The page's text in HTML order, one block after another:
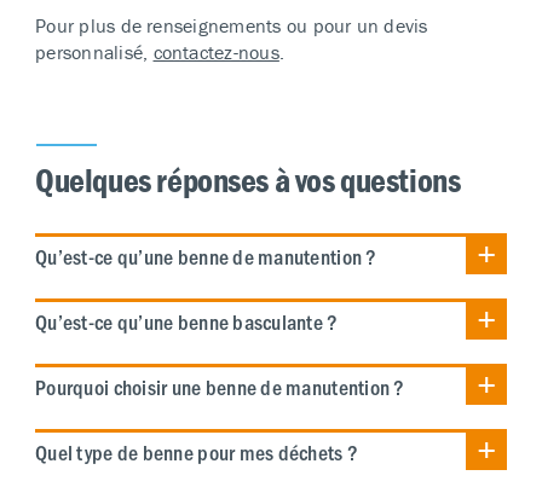
Pour plus de renseignements ou pour un devis
personnalisé, contactez-nous.
Quelques réponses à vos questions
Qu’est-ce qu’une benne de manutention ?
Qu’est-ce qu’une benne basculante ?
Pourquoi choisir une benne de manutention ?
Quel type de benne pour mes déchets ?